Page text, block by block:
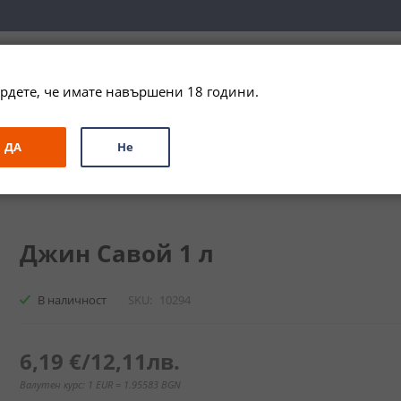
ЗА ПОДАРЪК ПРОМО СПЕЦИАЛНИ ПРЕДЛОЖЕНИЯ
Джин Савой 1 л
В наличност SKU 10294
6,19 €/12,11лв.
Валутен курс: 1 EUR = 1.95583 BGN
че имате навършени 18 години.
ДА Не